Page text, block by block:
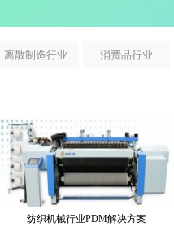
离散制造行业 消费品行业
纺织机械行业PDM解决方案